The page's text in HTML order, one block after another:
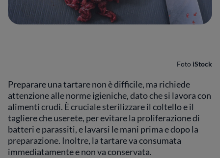
Foto iStock
Preparare una tartare non è difficile, ma richiede
attenzione alle norme igieniche, dato che si lavora con
alimenti crudi. È cruciale sterilizzare il coltello e il
tagliere che userete, per evitare la proliferazione di
batteri e parassiti, e lavarsi le mani prima e dopo la
preparazione. Inoltre, la tartare va consumata
immediatamente e non va conservata.